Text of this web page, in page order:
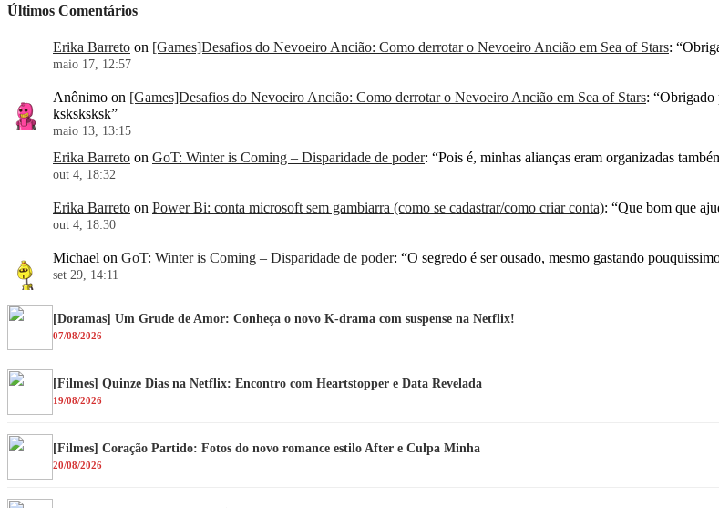
Últimos Comentários
Erika Barreto on [Games]Desafios do Nevoeiro Ancião: Como derrotar o Nevoeiro Ancião em Sea of Stars: “
maio 17, 12:57
Anônimo on [Games]Desafios do Nevoeiro Ancião: Como derrotar o Nevoeiro Ancião em Sea of Stars: “Obrigado
ksksksksk”
maio 13, 13:15
Erika Barreto on GoT: Winter is Coming – Disparidade de poder: “Pois é, minhas alianças eram organizadas
out 4, 18:32
Erika Barreto on Power Bi: conta microsoft sem gambiarra (como se cadastrar/como criar conta): “Que bom que
out 4, 18:30
Michael on GoT: Winter is Coming – Disparidade de poder: “O segredo é ser ousado, mesmo gastando
set 29, 14:11
[Doramas] Um Grude de Amor: Conheça o novo K-drama com suspense na Netflix!
07/08/2026
[Filmes] Quinze Dias na Netflix: Encontro com Heartstopper e Data Revelada
19/08/2026
[Filmes] Coração Partido: Fotos do novo romance estilo After e Culpa Minha
20/08/2026